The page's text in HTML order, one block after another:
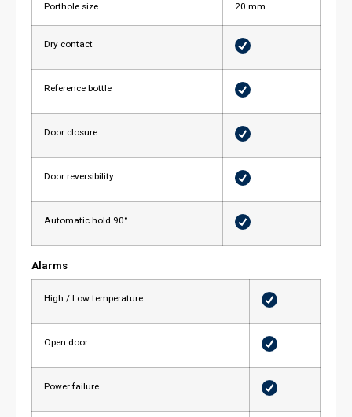
Porthole size 20 mm
Dry contact
Reference bottle
Door closure
Door reversibility
Automatic hold 90°
Alarms
High / Low temperature
Open door
Power failure